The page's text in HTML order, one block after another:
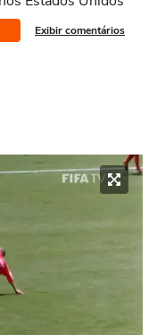
Exibir comentários